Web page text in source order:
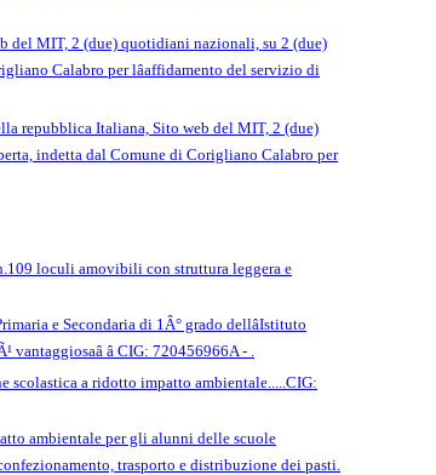
del MIT, 2 (due) quotidiani nazionali, su 2 (due)
Calabro per lâaffidamento del servizio di
repubblica Italiana, Sito web del MIT, 2 (due)
indetta dal Comune di Corigliano Calabro per
loculi amovibili con struttura leggera e
e Secondaria di 1Â° grado dellâIstituto
â CIG: 720456966A - .
scolastica a ridotto impatto ambientale.....CIG:
ambientale per gli alunni delle scuole
trasporto e distribuzione dei pasti.